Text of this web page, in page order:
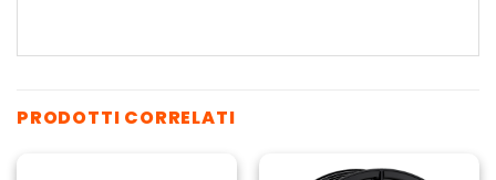
PRODOTTI CORRELATI